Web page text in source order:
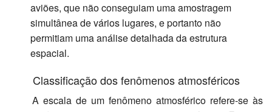
aviões, que não conseguiam uma amostragem
simultânea de vários lugares, e portanto não
permitiam uma análise detalhada da estrutura
espacial.
Classificação dos fenômenos atmosféricos
A escala de um fenômeno atmosférico refere-se às